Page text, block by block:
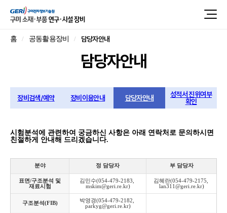
홈 공동활용장비 담당자안내
담당자안내
장비검색/예약 장비이용안내 담당자안내 성적서 진위여부
확인
시험분석에 관련하여 궁금하신 사항은 아래 연락처로 문의하시면
친절하게 안내해 드리겠습니다.
분야 정 담당자 부 담당자
표면/구조분석 및
재료시험
김민수(054-479-2183,
mskim@geri.re.kr)
김혜란(054-479-2175,
lan311@geri.re.kr)
구조분석(FIB)
박영경(054-479-2182,
parkyg@geri.re.kr)